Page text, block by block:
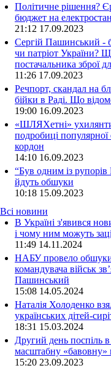
Політичне рішення?
бюджет на
21:12 17.09.2023
Сергій Пашинський -
чи патріот України?
постачальника зброї
11:26 17.09.2023
Речпорт, скандал на
бійки в Раді. Що
19:00 16.09.2023
«ШЛЯХетні» ухилянти.
подробиці популярної
кордон
14:10 16.09.2023
“Був одним із
йдуть обшуки
10:18 15.09.2023
Всі новини
В Україні з'явився
і чому ним можуть
11:49 14.11.2024
НАБУ провело обшуки
командувача військ
Пашинський
15:08 14.05.2024
Наталія Холоденко
українських дітей-
18:31 15.03.2024
Другий день поспіль
масштабну
15:20 23.09.2023